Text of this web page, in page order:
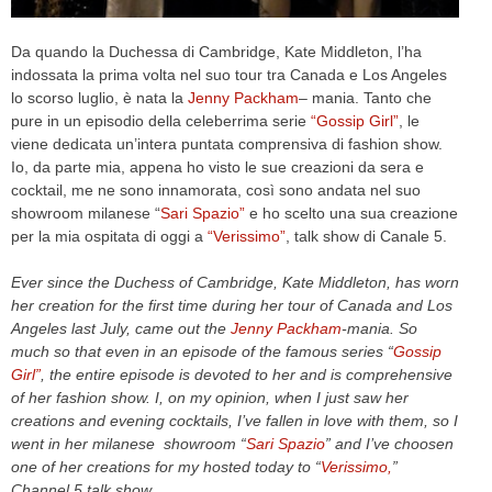
Da quando la Duchessa di Cambridge, Kate Middleton, l’ha
indossata la prima volta nel suo tour tra Canada e Los Angeles
lo scorso luglio, è nata la Jenny Packham– mania. Tanto che
pure in un episodio della celeberrima serie “Gossip Girl” , le
viene dedicata un’intera puntata comprensiva di fashion show.
Io, da parte mia, appena ho visto le sue creazioni da sera e
cocktail, me ne sono innamorata, così sono andata nel suo
showroom milanese “Sari Spazio” e ho scelto una sua creazione
per la mia ospitata di oggi a “Verissimo” , talk show di Canale 5.
Ever since the Duchess of Cambridge, Kate Middleton, has worn
her creation for the first time during her tour of Canada and Los
Angeles last July, came out the Jenny Packham-mania. So
much so that even in an episode of the famous series “Gossip
Girl” , the entire episode is devoted to her and is comprehensive
of her fashion show. I, on my opinion, when I just saw her
creations and evening cocktails, I’ve fallen in love with them, so I
went in her milanese showroom “Sari Spazio” and I’ve choosen
one of her creations for my hosted today to “Verissimo, ”